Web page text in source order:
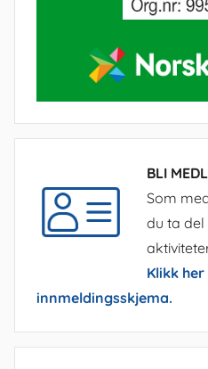
BLI
Som
du ta del
Klikk
innmeldingsskjema.